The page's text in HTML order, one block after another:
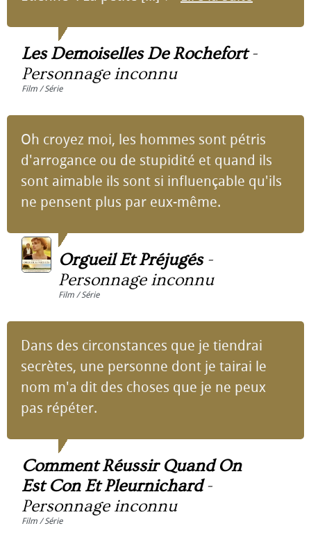
Les Demoiselles De Rochefort-
Personnage inconnu
Film / Série
Oh croyez moi, les hommes sont pétris
d'arrogance ou de stupidité et quand ils
sont aimable ils sont si influençable qu'ils
ne pensent plus par eux-même.
Orgueil Et Préjugés-
Personnage inconnu
Film / Série
Dans des circonstances que je tiendrai
secrètes, une personne dont je tairai le
nom m'a dit des choses que je ne peux
pas répéter.
Comment Réussir Quand On
Est Con Et Pleurnichard-
Personnage inconnu
Film / Série